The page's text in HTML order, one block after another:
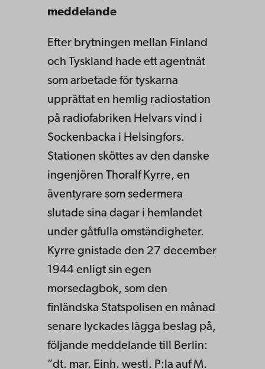
meddelande
Efter brytningen mellan Finland
och Tyskland hade ett agentnät
som arbetade för tyskarna
upprättat en hemlig radiostation
på radiofabriken Helvars vind i
Sockenbacka i Helsingfors.
Stationen sköttes av den danske
ingenjören Thoralf Kyrre, en
äventyrare som sedermera
slutade sina dagar i hemlandet
under gåtfulla omständigheter.
Kyrre gnistade den 27 december
1944 enligt sin egen
morsedagbok, som den
finländska Statspolisen en månad
senare lyckades lägga beslag på,
följande meddelande till Berlin:
”dt. mar. Einh. westl. P:la auf M.